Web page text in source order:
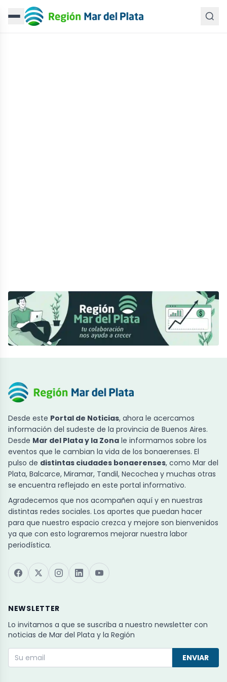
Desde este Portal de Noticias, ahora le acercamos
información del sudeste de la provincia de Buenos Aires.
Desde Mar del Plata y la Zona le informamos sobre los
eventos que le cambian la vida de los bonaerenses. El
pulso de distintas ciudades bonaerenses, como Mar del
Plata, Balcarce, Miramar, Tandil, Necochea y muchas otras
se encuentra reflejado en este portal informativo.
Agradecemos que nos acompañen aquí y en nuestras
distintas redes sociales. Los aportes que puedan hacer
para que nuestro espacio crezca y mejore son bienvenidos
ya que con esto lograremos mejorar nuestra labor
periodística.
NEWSLETTER
Lo invitamos a que se suscriba a nuestro newsletter con
noticias de Mar del Plata y la Región
ENVIAR